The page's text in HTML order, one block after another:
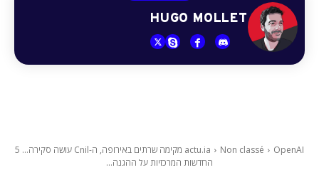
HUGO MOLLET
actu.ia Non classé
OpenAI מקימה שרתים באירופה, ה-Cnil עושה סקירה... 5
החדשות המרכזיות על ההגנה...